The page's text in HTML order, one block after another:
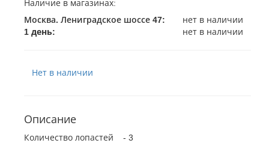
Наличие в магазинах:
Москва. Лениградское шоссе 47:
нет в наличии
1 день:
нет в наличии
Нет в наличии
Описание
Количество лопастей - 3